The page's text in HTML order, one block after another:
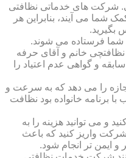
شرکت های خدماتی نظافتی
شما می آیند، بنابراین هر
بگیرید.
شما فرستاده می شوند.
خانم و آقای حرفه
و گواهی عدم اعتیاد را
را می دهد که به سرعت و
برنامه خانواده بود نظافت
و می توانید هزینه را به
واریز کنید که باعث
و ایمن تر انجام شود.